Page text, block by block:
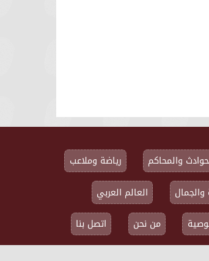
والمحاكم
رياضة وملاعب
العالم العربي
من نحن اتصل بنا